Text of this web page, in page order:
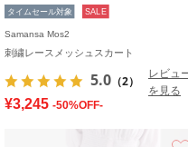
タイムセール対象 SALE
Samansa Mos2
刺繍レースメッシュスカート
5.0 （2）
レビュ
を見る
¥3,245 -50%OFF-